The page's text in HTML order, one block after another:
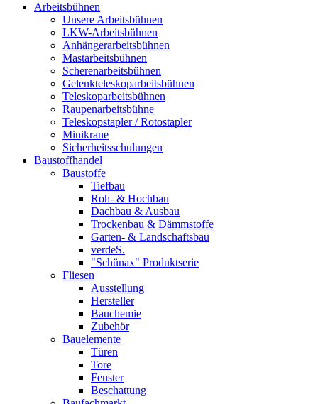
Arbeitsbühnen
Unsere Arbeitsbühnen
LKW-Arbeitsbühnen
Anhängerarbeitsbühnen
Mastarbeitsbühnen
Scherenarbeitsbühnen
Gelenkteleskoparbeitsbühnen
Teleskoparbeitsbühnen
Raupenarbeitsbühne
Teleskopstapler / Rotostapler
Minikrane
Sicherheitsschulungen
Baustoffhandel
Baustoffe
Tiefbau
Roh- & Hochbau
Dachbau & Ausbau
Trockenbau & Dämmstoffe
Garten- & Landschaftsbau
verdeS.
"Schünax" Produktserie
Fliesen
Ausstellung
Hersteller
Bauchemie
Zubehör
Bauelemente
Türen
Tore
Fenster
Beschattung